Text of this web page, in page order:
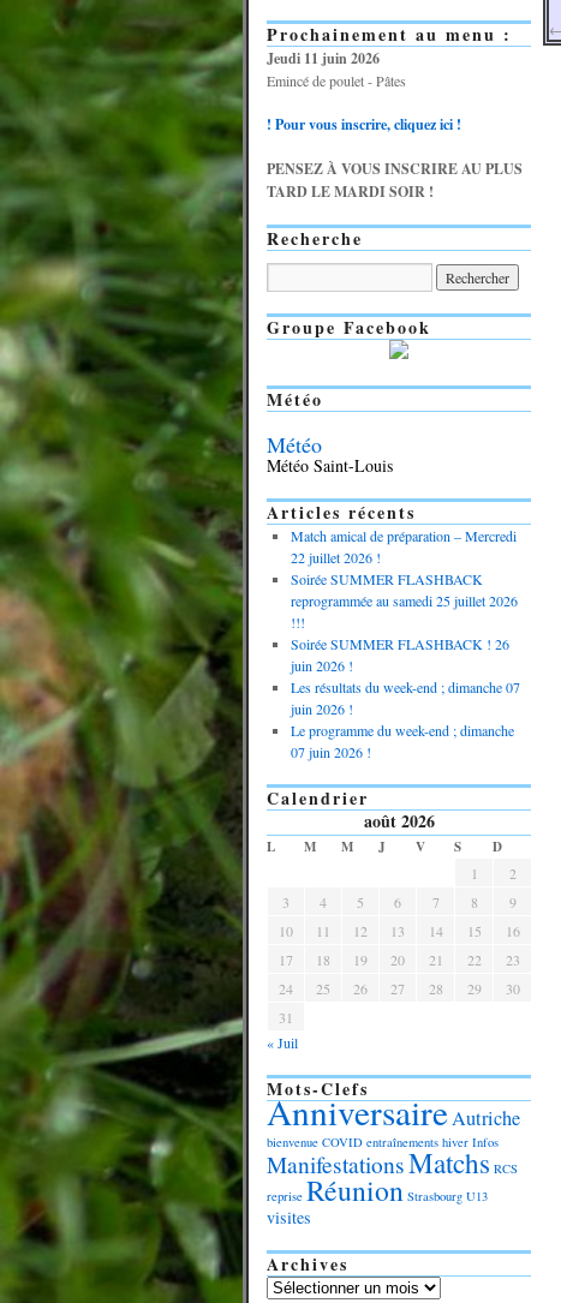
←
Prochainement au menu :
Jeudi 11 juin 2026
Emincé de poulet - Pâtes
! Pour vous inscrire, cliquez ici !
PENSEZ À VOUS INSCRIRE AU PLUS
TARD LE MARDI SOIR !
Recherche
Groupe Facebook
Météo
Météo
Météo Saint-Louis
Articles récents
Match amical de préparation – Mercredi
22 juillet 2026 !
Soirée SUMMER FLASHBACK
reprogrammée au samedi 25 juillet 2026
!!!
Soirée SUMMER FLASHBACK ! 26
juin 2026 !
Les résultats du week-end ; dimanche 07
juin 2026 !
Le programme du week-end ; dimanche
07 juin 2026 !
Calendrier
août 2026
L M M J V S
D
1
2
3
4 5 6 7 8
9
10
11 12 13 14 15
16
17
18 19 20 21 22
23
24
25 26 27 28 29
30
31
« Juil
Mots-Clefs
AnniversaireAutriche
bienvenue COVID entraînements hiver Infos
ManifestationsMatchs RCS
reprise Réunion Strasbourg U13
visites
Archives